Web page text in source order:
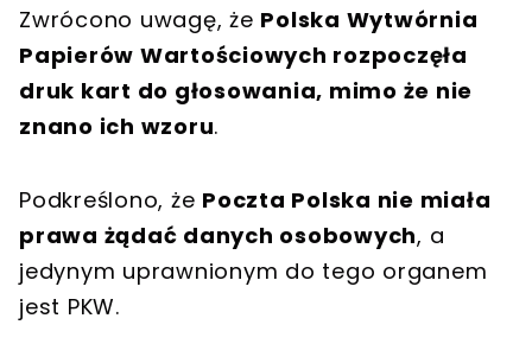
Zwrócono uwagę, że Polska Wytwórnia
Papierów Wartościowych rozpoczęła
druk kart do głosowania, mimo że nie
znano ich wzoru.
Podkreślono, że Poczta Polska nie miała
prawa żądać danych osobowych, a
jedynym uprawnionym do tego organem
jest PKW.